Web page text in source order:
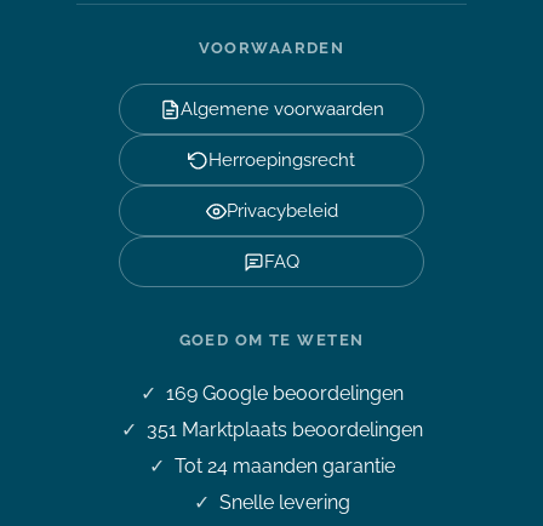
VOORWAARDEN
Algemene voorwaarden
Herroepingsrecht
Privacybeleid
FAQ
GOED OM TE WETEN
169Google beoordelingen
351Marktplaats beoordelingen
Tot 24 maanden garantie
Snelle levering